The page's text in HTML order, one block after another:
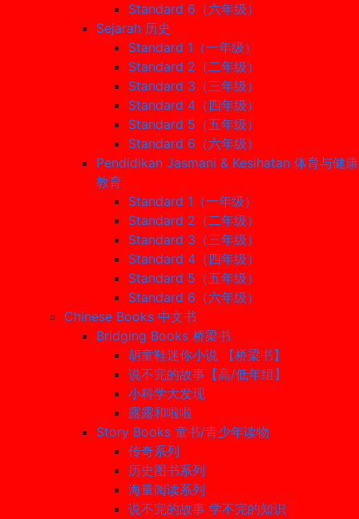
Standard 6（六年级）
Sejarah 历史
Standard 1（一年级）
Standard 2（二年级）
Standard 3（三年级）
Standard 4（四年级）
Standard 5（五年级）
Standard 6（六年级）
Pendidikan Jasmani & Kesihatan 体育与健康
教育
Standard 1（一年级）
Standard 2（二年级）
Standard 3（三年级）
Standard 4（四年级）
Standard 5（五年级）
Standard 6（六年级）
Chinese Books 中文书
Bridging Books 桥梁书
胡童鞋迷你小说 【桥梁书】
说不完的故事【高/低年组】
小科学大发现
露露和啦啦
Story Books 童书/青少年读物
传奇系列
历史图书系列
海量阅读系列
说不完的故事 学不完的知识